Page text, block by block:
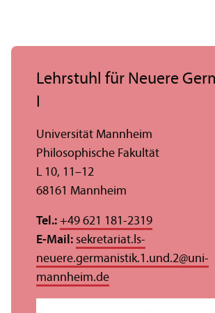
Lehr­stuhl für Neuere
I
Universität Mannheim
Philosophische Fakultät
L 10, 11–12
68161 Mannheim
Tel.: +49 621 181-2319
E-Mail: sekretariat.ls-
neuere.germanistik.1.und.2@uni-
mannheim.de